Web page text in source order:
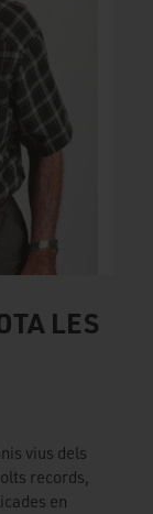
LES
vius dels
records,
en